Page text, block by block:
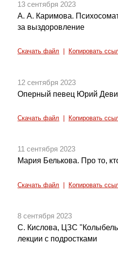
13 сентября 2023
А. А. Каримова.
за выздоровление
Скачать файл Копировать
12 сентября 2023
Оперный певец Юрий
Скачать файл Копировать
11 сентября 2023
Мария Белькова. Про то,
Скачать файл Копировать
8 сентября 2023
С. Кислова, ЦЗС
лекции с подростками